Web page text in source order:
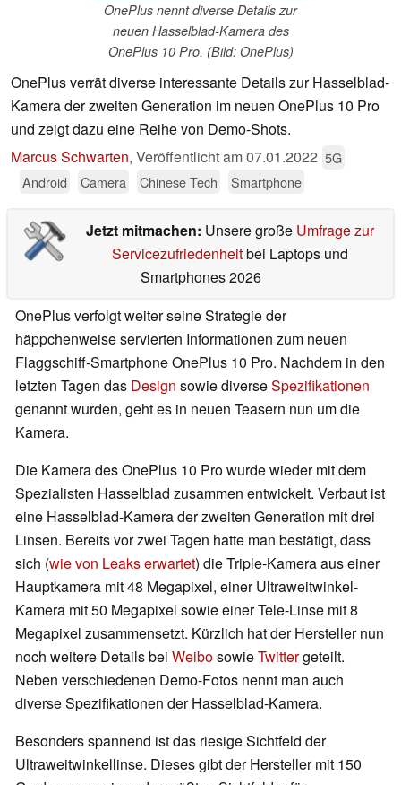
OnePlus nennt diverse Details zur
neuen Hasselblad-Kamera des
OnePlus 10 Pro. (Bild: OnePlus)
OnePlus verrät diverse interessante Details zur Hasselblad-
Kamera der zweiten Generation im neuen OnePlus 10 Pro
und zeigt dazu eine Reihe von Demo-Shots.
Marcus Schwarten, Veröffentlicht am07.01.2022 5G
Android
Camera Chinese Tech Smartphone
Jetzt mitmachen: Unsere große Umfrage zur
Servicezufriedenheitbei Laptops und
Smartphones 2026
OnePlus verfolgt weiter seine Strategie der
häppchenweise servierten Informationen zum neuen
Flaggschiff-Smartphone OnePlus 10 Pro. Nachdem in den
letzten Tagen das Design sowie diverseSpezifikationen
genannt wurden, geht es in neuen Teasern nun um die
Kamera.
Die Kamera des OnePlus 10 Pro wurde wieder mit dem
Spezialisten Hasselblad zusammen entwickelt. Verbaut ist
eine Hasselblad-Kamera der zweiten Generation mit drei
Linsen. Bereits vor zwei Tagen hatte man bestätigt, dass
sich (wie von Leaks erwartet) die Triple-Kamera aus einer
Hauptkamera mit 48 Megapixel, einer Ultraweitwinkel-
Kamera mit 50 Megapixel sowie einer Tele-Linse mit 8
Megapixel zusammensetzt. Kürzlich hat der Hersteller nun
noch weitere Details bei WeibosowieTwittergeteilt.
Neben verschiedenen Demo-Fotos nennt man auch
diverse Spezifikationen der Hasselblad-Kamera.
Besonders spannend ist das riesige Sichtfeld der
Ultraweitwinkellinse. Dieses gibt der Hersteller mit 150